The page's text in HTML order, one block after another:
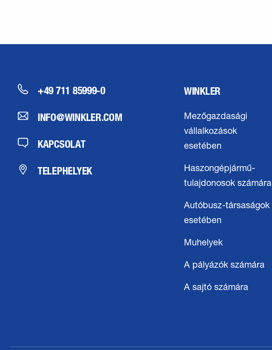
+49 711 85999-0
INFO@WINKLER.COM
KAPCSOLAT
TELEPHELYEK
WINKLER
Mezőgazdasági
vállalkozások
esetében
Haszongépjármű-
tulajdonosok számára
Autóbusz-társaságok
esetében
Muhelyek
A pályázók számára
A sajtó számára